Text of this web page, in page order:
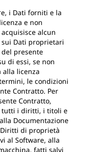
i Dati forniti e la
e non
alcun
Dati proprietari
presente
di essi, se non
licenza
le condizioni
Contratto. Per
Contratto,
tutti i diritti, i titoli e
Documentazione
di proprietà
al Software, alla
fatti salvi